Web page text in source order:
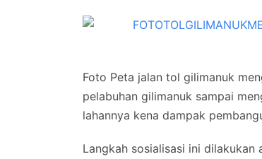
Foto Peta jalan tol gilimanuk
pelabuhan gilimanuk sampai
lahannya kena dampak
Langkah sosialisasi ini